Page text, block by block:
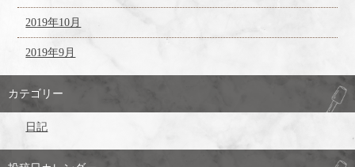
2019年10月
2019年9月
カテゴリー
日記